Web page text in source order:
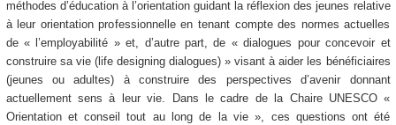
méthodes d’éducation à l’orientation guidant la réflexion des jeunes relative
à leur orientation professionnelle en tenant compte des normes actuelles
de « l’employabilité » et, d’autre part, de « dialogues pour concevoir et
construire sa vie (life designing dialogues) » visant à aider les bénéficiaires
(jeunes ou adultes) à construire des perspectives d’avenir donnant
actuellement sens à leur vie. Dans le cadre de la Chaire UNESCO «
Orientation et conseil tout au long de la vie », ces questions ont été